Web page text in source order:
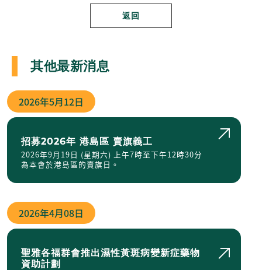
返回
其他最新消息
2026年5月12日
招募2026年 港島區 賣旗義工
2026年9月19日 (星期六) 上午7時至下午12時30分
為本會於港島區的賣旗日。
2026年4月08日
聖雅各福群會推出濕性黃斑病變新症藥物
資助計劃